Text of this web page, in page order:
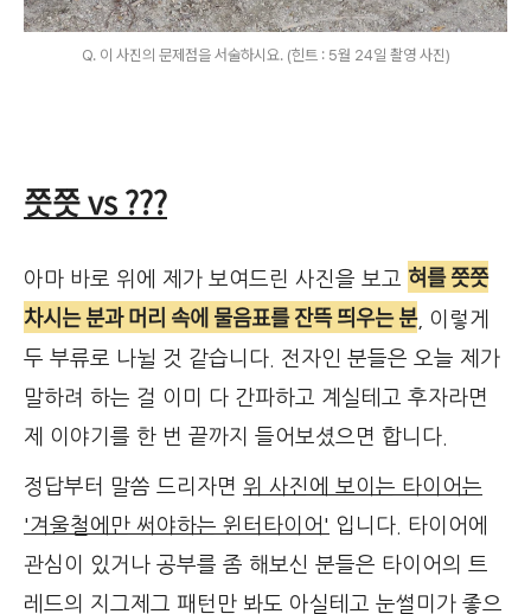
Q. 이 사진의 문제점을 서술하시요. (힌트 : 5월 24일 촬영 사진)
쯧쯧 vs ???
아마 바로 위에 제가 보여드린 사진을 보고 혀를 쯧쯧
차시는 분과 머리 속에 물음표를 잔뜩 띄우는 분, 이렇게
두 부류로 나뉠 것 같습니다. 전자인 분들은 오늘 제가
말하려 하는 걸 이미 다 간파하고 계실테고 후자라면
제 이야기를 한 번 끝까지 들어보셨으면 합니다.
정답부터 말씀 드리자면 위 사진에 보이는 타이어는
'겨울철에만 써야하는 윈터타이어' 입니다. 타이어에
관심이 있거나 공부를 좀 해보신 분들은 타이어의 트
레드의 지그제그 패턴만 봐도 아실테고 눈썰미가 좋으